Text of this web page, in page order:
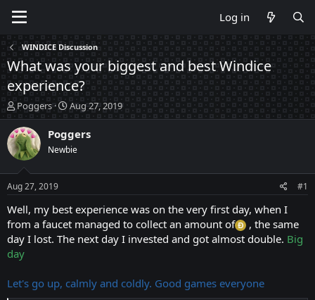
Log in
WINDICE Discussion
What was your biggest and best Windice
experience?
T
h
r
e
a
d
t
a
t
e
r
Poggers
S
t
a
r
t
t
e
Aug 27, 2019
Poggers
Newbie
Aug 27, 2019 #1
Well, my best experience was on the very first day, when I
from a faucet managed to collect an amount of
, the same
day I lost. The next day I invested and got almost double. Big
day
Let's go up, calmly and coldly. Good games everyone